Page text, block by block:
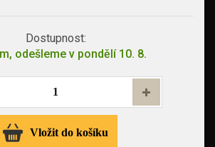
Dostupnost:
odešleme v pondělí 10. 8.
Vložit do košíku